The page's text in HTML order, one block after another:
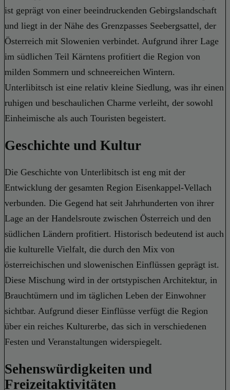
ist geprägt von einer beeindruckenden Gebirgslandschaft
und liegt in der Nähe des Grenzpasses Seebergsattel, der
Österreich mit Slowenien verbindet. Aufgrund ihrer Lage
im südlichen Teil Kärntens profitiert die Region von
milden Sommern und schneereichen Wintern.
Unterlibitsch ist eine relativ kleine Siedlung, was ihr einen
ruhigen und beschaulichen Charme verleiht, der sowohl
Einheimische als auch Touristen begeistert.
Geschichte und Kultur
Die Geschichte von Unterlibitsch ist eng mit der
Entwicklung der gesamten Region Eisenkappel-Vellach
verbunden. Die Gegend hat seit Jahrhunderten von ihrer
Lage an der Handelsroute zwischen Österreich und den
südlichen Ländern profitiert. Historisch bedeutend ist auch
die kulturelle Vielfalt, die durch den Mix von
österreichischen und slowenischen Einflüssen geprägt ist.
Diese Mischung wird in der ortstypischen Architektur, in
Brauchtümern und im täglichen Leben der Einwohner
sichtbar. Aufgrund dieser Einflüsse verfügt die Region
über ein reiches Kulturerbe, das sich in verschiedenen
Festen und Veranstaltungen widerspiegelt.
Sehenswürdigkeiten und
Freizeitaktivitäten